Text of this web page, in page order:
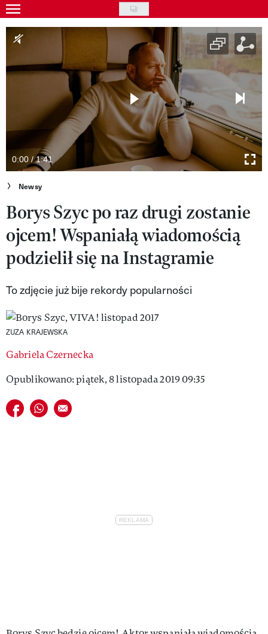
Skip
to
main
Gwiazdy
Styl życia
Kultura
Wideo
Nasze akcje
VIVA!ART
VIVA!MODA
VIVA!PEOPLE POWER
VIVA!ITAKA
MAGAZYN VIVA!
0:00 / 1:41
Newsy
Borys Szyc po raz drugi zostanie
ojcem! Wspaniałą wiadomością
podzielił się na Instagramie
To zdjęcie już bije rekordy popularności
ZUZA KRAJEWSKA
Gabriela Czernecka
Opublikowano: piątek, 8 listopada 2019 09:35
Udostępnij na facebook
Udostępnij na whatsapp
E-mail do przyjaciela